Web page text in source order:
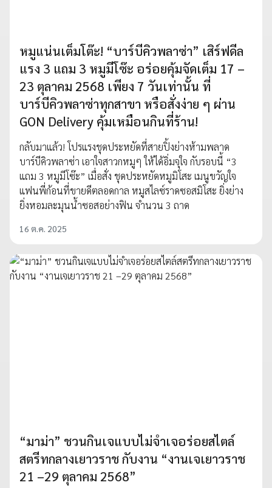
หมูแน่นเต็มโต๊ะ! “บาร์บีคิวพลาซ่า” เสิร์ฟดีล
แรง 3 แถม 3 หมูมีโซ๊ะ อร่อยคุ้มจัดเต็ม 17 –
23 ตุลาคม 2568 เพียง 7 วันเท่านั้น ที่
บาร์บีคิวพลาซ่าทุกสาขา หรือสั่งง่าย ๆ ผ่าน
GON Delivery คุ้มเหมือนกินที่ร้าน!
กลับมาแล้ว! โปรแรงชุดประหยัดที่สายปิ้งย่างห้ามพลาด
บาร์บีคิวพลาซ่า เอาใจสาวกหมูๆ ให้ได้อิ่มจุใจ กับรอบนี้ “3
แถม 3 หมูมีโซ๊ะ” เมื่อสั่ง ชุดประหยัดหมูมิโสะ เมนูขวัญใจ
แฟนพี่ก้อนที่ขายดีตลอดกาล หมูสไลซ์ราดซอสมิโสะ ยิ่งย่าง
ยิ่งหอมละมุนน้ำซอสอย่างฟิน จำนวน 3 ถาด
16 ต.ค. 2025
“มาม่า” ชวนกินเจแบบไม่จำเจอร่อยสไตล์
สตรีทกลางเยาวราช กับงาน “งานเจเยาวราช
21 –29 ตุลาคม 2568”